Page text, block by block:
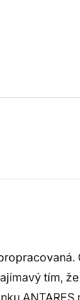
tím,
ANTARES